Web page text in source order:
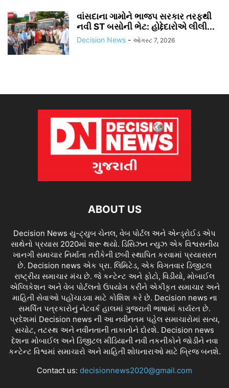
વાંસદાના ગામોને ભાજપ સરકાર તરફથી
નવી ST બસોની ભેટ: હોદ્દેદારોએ લીલી...
Decision News - ઓગસ્ટ 7, 2026
ABOUT US
Decision News યુ-ટ્યુબ ચેનલ, વેબ પોર્ટલ અને એન્ડ્રોઈડ એપ
સાથેનો પ્રયાસ 2020માં શરૂ થયો. ડિસિઝન ન્યુઝ એક વિશ્વસનીય
ખાનગી સમાચાર નિર્માતા તરીકેની છબી સ્થાપિત કરવામાં પ્રયાસરત
છે. Decision news એક પ્રા. લિમિટેડ, એક વિગતવાર ડિજીટલ
રાષ્ટ્રીય સમાચાર મંચ છે. જે કન્ટેન્ટ અને ફોટો, વિડીયો, મોબાઈલ
એપ્લિકેશન અને વેબ પોર્ટલનો ઉપયોગ કરીને એકીકૃત સમાચાર અને
માહિતી સેવાઓ પહોંચાડવા માટે કોશિશ કરે છે. Decision news ના
સમર્પિત પત્રકારોનું નેટવર્ક હાલમાં ગુજરાતી ભાષામાં કાર્યરત છે.
પ્રદેશમાં Decision news ની આ નવીનતમ પહેલ સમાચારોમાં સત્ય,
સચોટ, તટસ્થ અને નવીનતાની તાકાતોને દોરશે. Decision news
દેશના મોબાઈલ અને ડિજીટલ મીડિયાની નવી તકનીકોને જોડીને નવા
કન્ટેન્ટ વિશ્વમાં સમાચારો અને માહિતી શોધનારાઓ માટે બ્રિજ બનશે.
Contact us: decisionnews2020@gmail.com